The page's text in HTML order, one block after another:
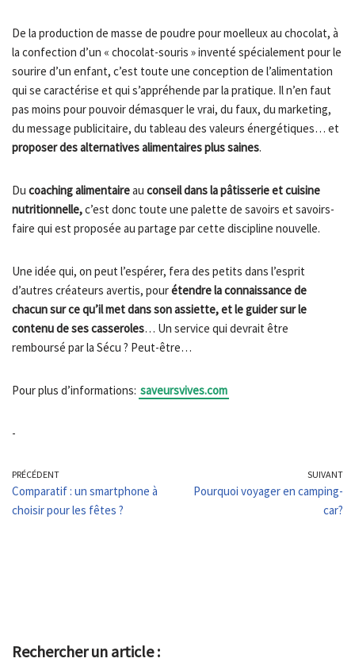
De la production de masse de poudre pour moelleux au chocolat, à
la confection d’un « chocolat-souris » inventé spécialement pour le
sourire d’un enfant, c’est toute une conception de l’alimentation
qui se caractérise et qui s’appréhende par la pratique. Il n’en faut
pas moins pour pouvoir démasquer le vrai, du faux, du marketing,
du message publicitaire, du tableau des valeurs énergétiques… et
proposer des alternatives alimentaires plus saines.
Du coaching alimentaireau conseil dans la pâtisserie et cuisine
nutritionnelle,c’est donc toute une palette de savoirs et savoirs-
faire qui est proposée au partage par cette discipline nouvelle.
Une idée qui, on peut l’espérer, fera des petits dans l’esprit
d’autres créateurs avertis, pourétendre la connaissance de
chacun sur ce qu’il met dans son assiette, et le guider sur le
contenu de ses casseroles… Un service qui devrait être
remboursé par la Sécu ? Peut-être…
Pour plus d’informations: saveursvives.com
-
PRÉCÉDENT
Comparatif : un smartphone à
choisir pour les fêtes ?
SUIVANT
Pourquoi voyager en camping-
car?
Rechercher un article :